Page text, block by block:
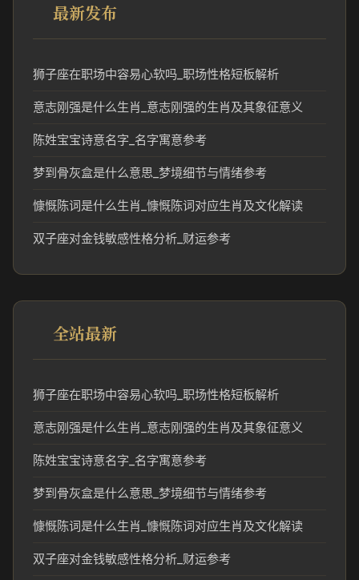
最新发布
狮子座在职场中容易心软吗_职场性格短板解析
意志刚强是什么生肖_意志刚强的生肖及其象征意义
陈姓宝宝诗意名字_名字寓意参考
梦到骨灰盒是什么意思_梦境细节与情绪参考
慷慨陈词是什么生肖_慷慨陈词对应生肖及文化解读
双子座对金钱敏感性格分析_财运参考
全站最新
狮子座在职场中容易心软吗_职场性格短板解析
意志刚强是什么生肖_意志刚强的生肖及其象征意义
陈姓宝宝诗意名字_名字寓意参考
梦到骨灰盒是什么意思_梦境细节与情绪参考
慷慨陈词是什么生肖_慷慨陈词对应生肖及文化解读
双子座对金钱敏感性格分析_财运参考